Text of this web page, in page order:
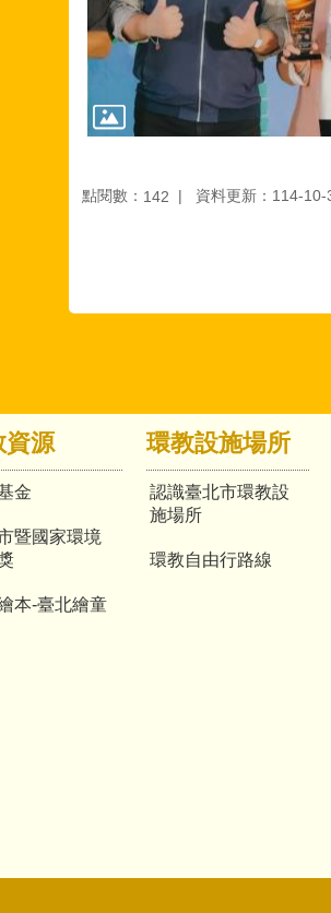
點閱數： 142 資料更新：114-
資源
金
暨國家環境
本-臺北繪童
環教設施場所
認識臺北市環教設
施場所
環教自由行路線